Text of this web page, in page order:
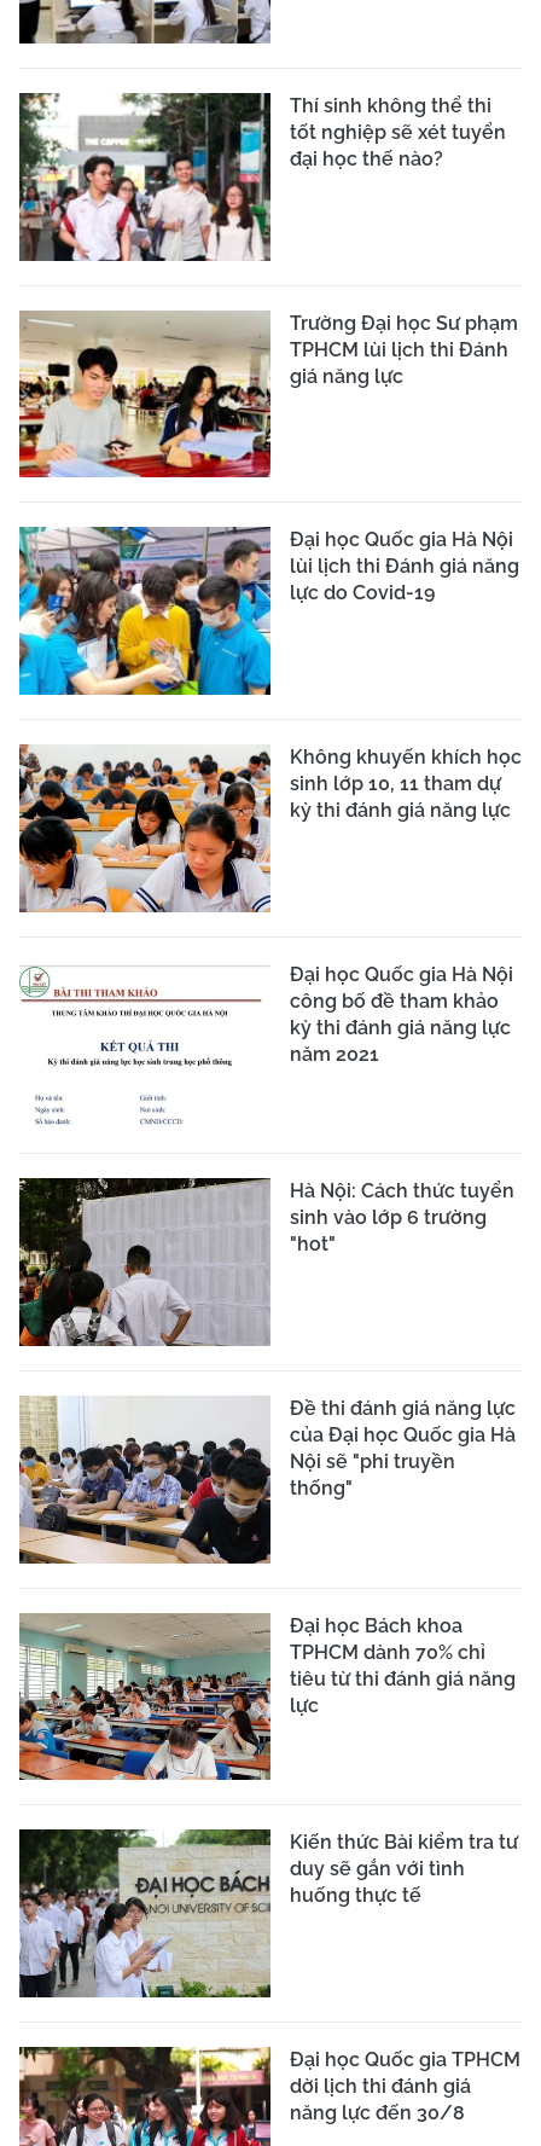
Thí sinh không thể thi
tốt nghiệp sẽ xét tuyển
đại học thế nào?
Trường Đại học Sư phạm
TPHCM lùi lịch thi Đánh
giá năng lực
Đại học Quốc gia Hà Nội
lùi lịch thi Đánh giá năng
lực do Covid-19
Không khuyến khích học
sinh lớp 10, 11 tham dự
kỳ thi đánh giá năng lực
Đại học Quốc gia Hà Nội
công bố đề tham khảo
kỳ thi đánh giá năng lực
năm 2021
Hà Nội: Cách thức tuyển
sinh vào lớp 6 trường
"hot"
Đề thi đánh giá năng lực
của Đại học Quốc gia Hà
Nội sẽ "phi truyền
thống"
Đại học Bách khoa
TPHCM dành 70% chỉ
tiêu từ thi đánh giá năng
lực
Kiến thức Bài kiểm tra tư
duy sẽ gắn với tình
huống thực tế
Đại học Quốc gia TPHCM
dời lịch thi đánh giá
năng lực đến 30/8